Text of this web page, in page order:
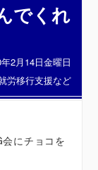
でくれ
2月14日金曜日
労移行支援など
にチョコを